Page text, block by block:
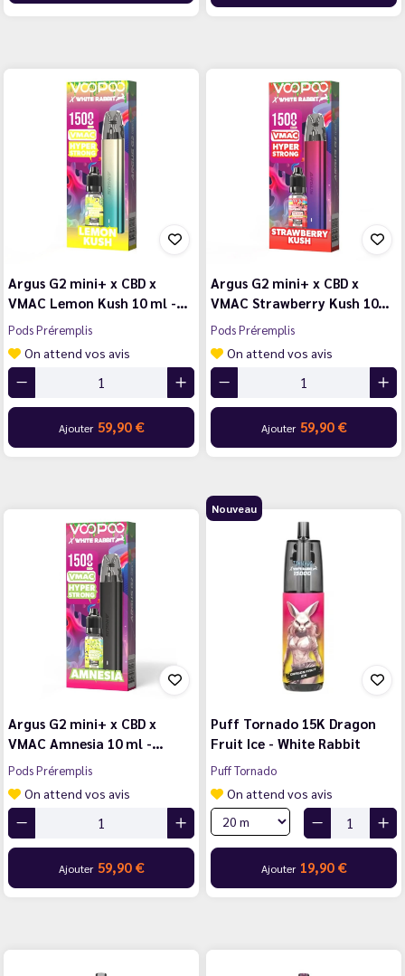
Argus G2 mini+ x CBD x
VMAC Lemon Kush 10 ml -…
Pods Préremplis
On attend vos avis
Ajouter 59,90 €
Argus G2 mini+ x CBD x
VMAC Strawberry Kush 10…
Pods Préremplis
On attend vos avis
Ajouter 59,90 €
Argus G2 mini+ x CBD x
VMAC Amnesia 10 ml -…
Pods Préremplis
On attend vos avis
Ajouter 59,90 €
Nouveau
Puff Tornado 15K Dragon
Fruit Ice - White Rabbit
Puff Tornado
On attend vos avis
Ajouter 19,90 €